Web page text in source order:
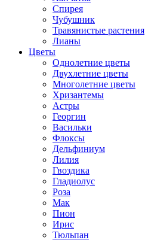
Спирея
Чубушник
Травянистые растения
Лианы
Цветы
Однолетние цветы
Двухлетние цветы
Многолетние цветы
Хризантемы
Астры
Георгин
Васильки
Флоксы
Дельфиниум
Лилия
Гвоздика
Гладиолус
Роза
Мак
Пион
Ирис
Тюльпан